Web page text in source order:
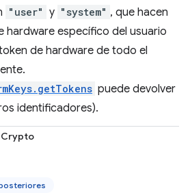
"user" y "system" , que hacen
hardware específico del usuario
de hardware de todo el
puede devolver
identificadores).